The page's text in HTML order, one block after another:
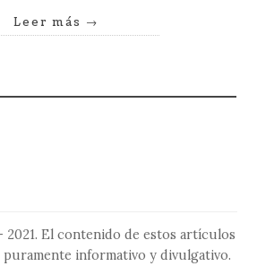
Leer más →
El contenido de estos artículos
informativo y divulgativo.